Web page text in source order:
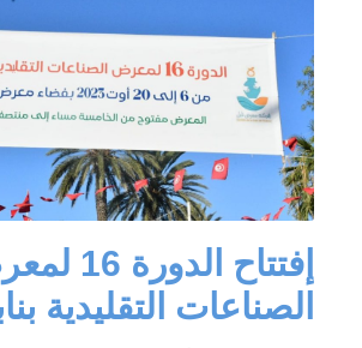
إفتتاح
الصناعات التقليدية